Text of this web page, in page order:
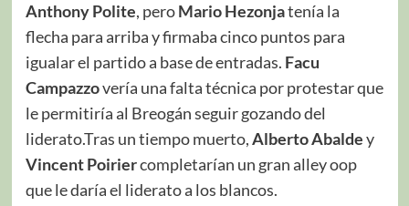
Anthony Polite, peroMario Hezonjatenía la
flecha para arriba y firmaba cinco puntos para
igualar el partido a base de entradas. Facu
Campazzovería una falta técnica por protestar que
le permitiría al Breogán seguir gozando del
liderato.Tras un tiempo muerto,Alberto Abaldey
Vincent Poiriercompletarían un gran alley oop
que le daría el liderato a los blancos.